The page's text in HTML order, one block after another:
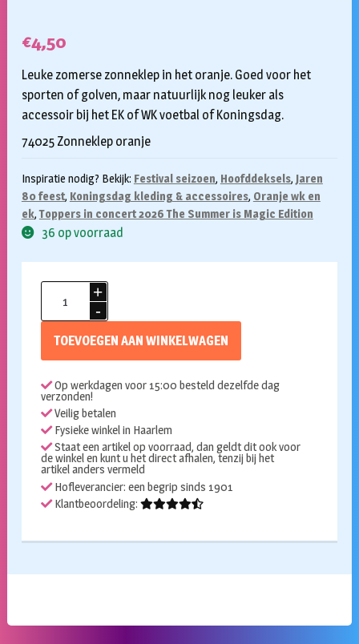
€4,50
Leuke zomerse zonneklep in het oranje. Goed voor het
sporten of golven, maar natuurlijk nog leuker als
accessoir bij het EK of WK voetbal of Koningsdag.
74025 Zonneklep oranje
Inspiratie nodig? Bekijk: Festival seizoen, Hoofddeksels, Jaren
80 feest, Koningsdag kleding & accessoires, Oranje wk en
ek,Toppers in concert 2026 The Summer is Magic Edition
36 op voorraad
Zonneklep
oranje
TOEVOEGEN AAN WINKELWAGEN
Op werkdagen voor 15:00 besteld dezelfde dag
verzonden!
Veilig betalen
Fysieke winkel in Haarlem
Staat een artikel op voorraad, dan geldt dit ook voor
de winkel en kunt u het direct afhalen, tenzij bij het
artikel anders vermeld
Hofleverancier: een begrip sinds 1901
Klantbeoordeling: